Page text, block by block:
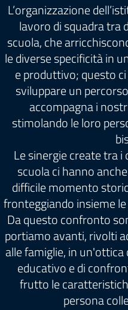
L’organizzazione
lavoro di squadra tra
scuola, che
le diverse specificità in
e produttivo; questo
sviluppare un
accompagna i
stimolando le loro
Le sinergie create tra
scuola ci hanno
difficile momento
fronteggiando insieme
Da questo confronto
portiamo avanti, rivolti
alle famiglie, in
educativo e di
frutto le
persona